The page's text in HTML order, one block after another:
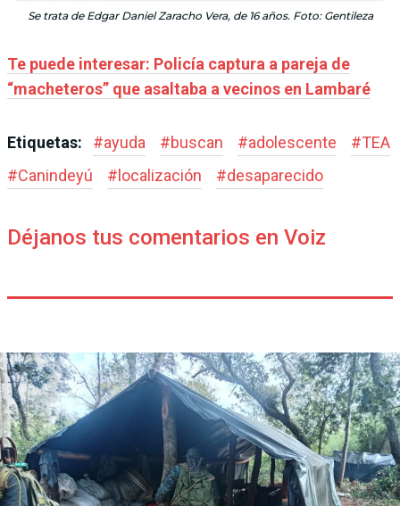
Se trata de Edgar Daniel Zaracho Vera, de 16 años. Foto: Gentileza
Te puede interesar: Policía captura a pareja de
“macheteros” que asaltaba a vecinos en Lambaré
Etiquetas: #ayuda #buscan #adolescente #TEA
#Canindeyú # localización #desaparecido
Déjanos tus comentarios en Voiz